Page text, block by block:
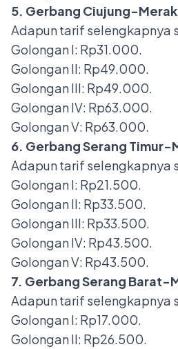
5. Gerbang Ciujung-Merak
Adapun tarif selengkapnya
Golongan I: Rp31.000.
Golongan II: Rp49.000.
Golongan III: Rp49.000.
Golongan IV: Rp63.000.
Golongan V: Rp63.000.
6. Gerbang Serang Timur-
Adapun tarif selengkapnya
Golongan I: Rp21.500.
Golongan II: Rp33.500.
Golongan III: Rp33.500.
Golongan IV: Rp43.500.
Golongan V: Rp43.500.
7. Gerbang Serang Barat-
Adapun tarif selengkapnya
Golongan I: Rp17.000.
Golongan II: Rp26.500.